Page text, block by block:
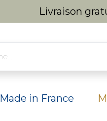
Livraison
Made in France